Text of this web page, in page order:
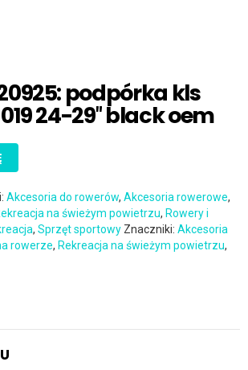
podpórka kls
24-29″ black oem
Akcesoria do rowerów, Akcesoria rowerowe,
na świeżym powietrzu, Rowery i
, Sprzęt sportowy Znaczniki: Akcesoria
rowerze, Rekreacja na świeżym powietrzu,